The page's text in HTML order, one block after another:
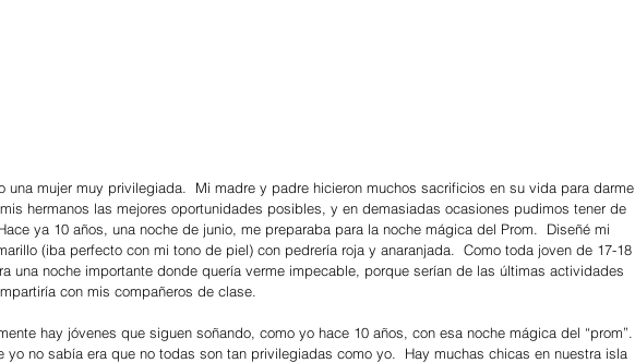
una mujer muy privilegiada.  Mi madre y padre hicieron muchos sacrificios en su vida para darme
hermanos las mejores oportunidades posibles, y en demasiadas ocasiones pudimos tener de
ya 10 años, una noche de junio, me preparaba para la noche mágica del Prom.  Diseñé mi
(iba perfecto con mi tono de piel) con pedrería roja y anaranjada.  Como toda joven de 17-18
una noche importante donde quería verme impecable, porque serían de las últimas actividades
con mis compañeros de clase.
hay jóvenes que siguen soñando, como yo hace 10 años, con esa noche mágica del “prom”.
yo no sabía era que no todas son tan privilegiadas como yo.  Hay muchas chicas en nuestra isla